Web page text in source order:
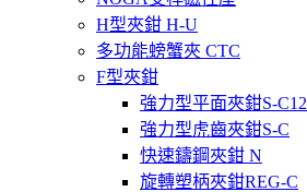
H型夾鉗 H-U
多功能螃蟹夾 CTC
F型夾鉗
強力型平面夾鉗S-C12
強力型虎齒夾鉗S-C
快速鑄鋼夾鉗 N
旋轉塑柄夾鉗REG-C